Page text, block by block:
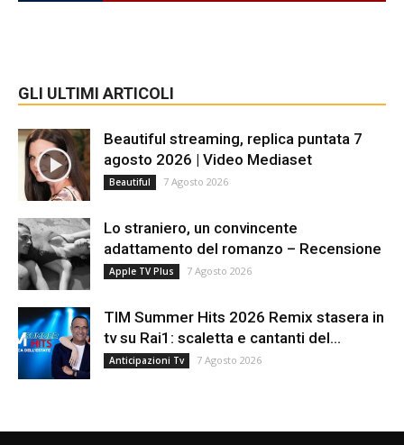
GLI ULTIMI ARTICOLI
Beautiful streaming, replica puntata 7
agosto 2026 | Video Mediaset
Beautiful 7 Agosto 2026
Lo straniero, un convincente
adattamento del romanzo – Recensione
Apple TV Plus 7 Agosto 2026
TIM Summer Hits 2026 Remix stasera in
tv su Rai1: scaletta e cantanti del...
Anticipazioni Tv 7 Agosto 2026